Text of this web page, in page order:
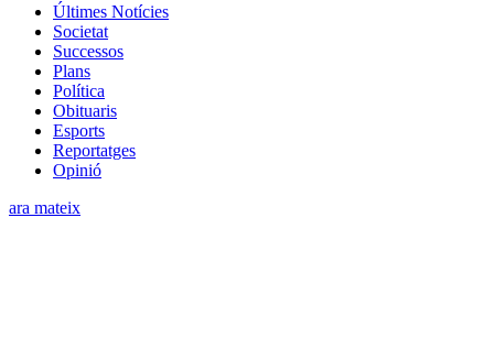
Últimes Notícies
Societat
Successos
Plans
Política
Obituaris
Esports
Reportatges
Opinió
ara mateix